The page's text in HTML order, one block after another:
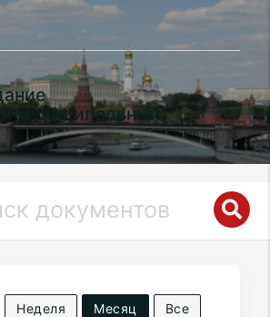
муниципальный
самоуправления
округаЯкиманка
Неделя Месяц Все